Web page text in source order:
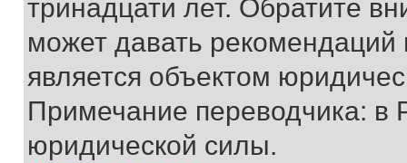
тринадцати лет. Обратите
может давать
является объектом
Примечание переводчика: в
юридической силы.